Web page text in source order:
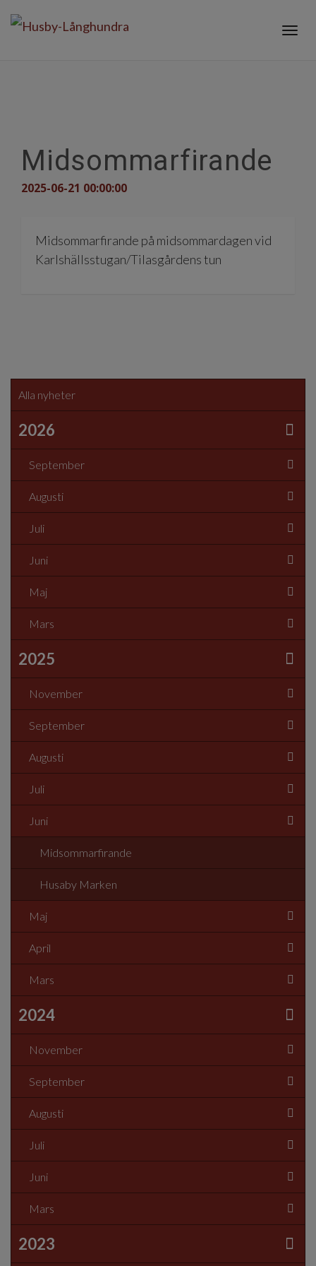
Alla nyheter
2026
September
Augusti
Juli
Juni
Maj
Mars
2025
November
September
Augusti
Juli
Juni
Midsommarfirande
Husaby Marken
Maj
April
Mars
2024
November
September
Augusti
Juli
Juni
Mars
2023
Midsommarfirande
2025-06-21 00:00:00
Midsommarfirande på midsommardagen vid
Karlshällsstugan/Tilasgårdens tun